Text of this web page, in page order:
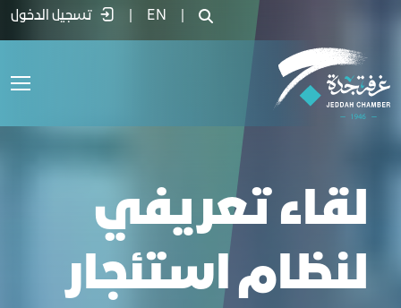
لقاء تعريفي لنظام استئجار الدولة للعقار
EN تسجيل الدخول
لقاء تعريفي
لنظام استئجار